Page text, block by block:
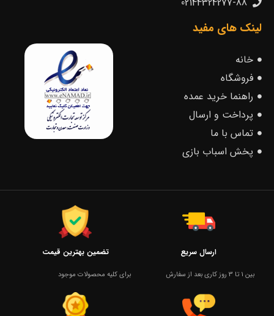
لینک های مفید
خانه
فروشگاه
راهنما خرید عمده
پرداخت و ارسال
تماس با ما
پخش اسباب بازی
ارسال سریع
بین 1 تا 3 روز کاری بعد از سفارش
تضمین بهترین قیمت
برای کلیه محصولات موجود